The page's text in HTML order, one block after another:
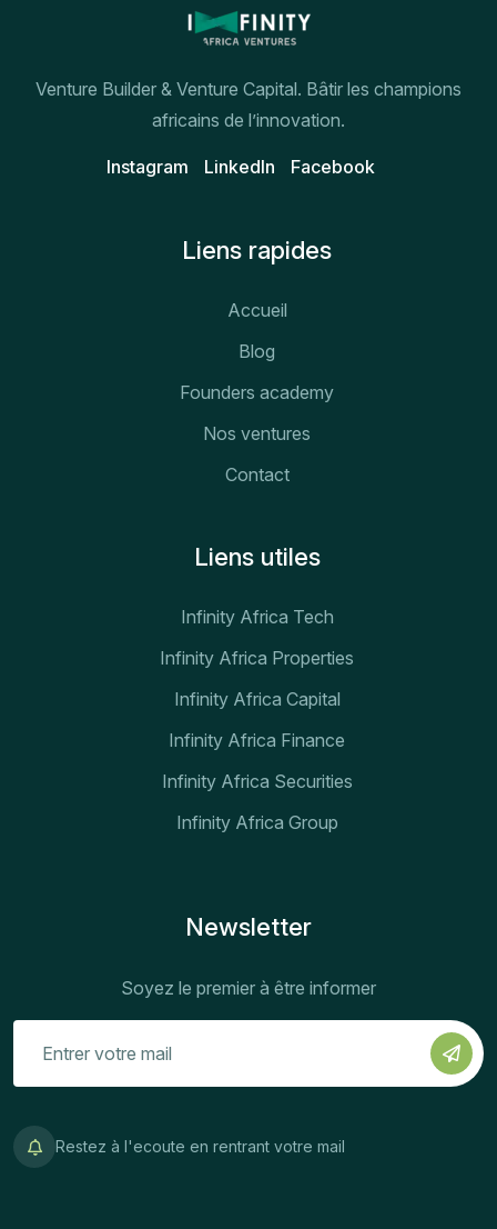
Venture Builder & Venture Capital. Bâtir les champions
africains de l’innovation.
Instagram Linkedln Facebook
Liens rapides
Accueil
Blog
Founders academy
Nos ventures
Contact
Liens utiles
Infinity Africa Tech
Infinity Africa Properties
Infinity Africa Capital
Infinity Africa Finance
Infinity Africa Securities
Infinity Africa Group
Newsletter
Soyez le premier à être informer
Restez à l'ecoute en rentrant votre mail